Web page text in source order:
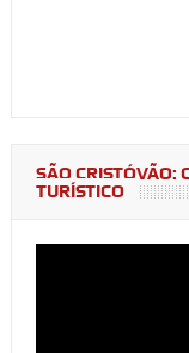
SÃO CRISTÓVÃO:
TURÍSTICO